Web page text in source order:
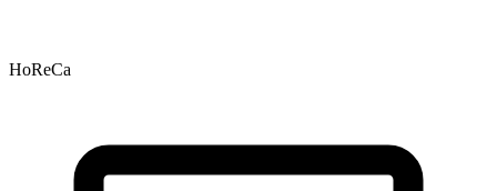
HoReCa